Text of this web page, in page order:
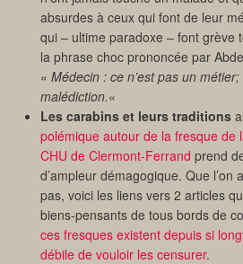
absurdes à ceux qui font de leur
qui – ultime paradoxe – font grève
la phrase choc prononcée par
« Médecin : ce n’est pas un
malédiction.«
Les carabins et leurs traditions
polémique autour de la fresque de
CHU de Clermont-Ferrand prend
d’ampleur démagogique. Que l’on
pas, voici les liens vers 2 articles
biens-pensants de tous bords de
ces fresques existent depuis si
débile de vouloir les censurer.